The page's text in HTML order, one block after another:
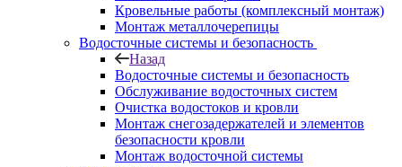
Кровельные работы (комплексный монтаж)
Монтаж металлочерепицы
Водосточные системы и безопасность
Назад
Водосточные системы и безопасность
Обслуживание водосточных систем
Очистка водостоков и кровли
Монтаж снегозадержателей и элементов
безопасности кровли
Монтаж водосточной системы